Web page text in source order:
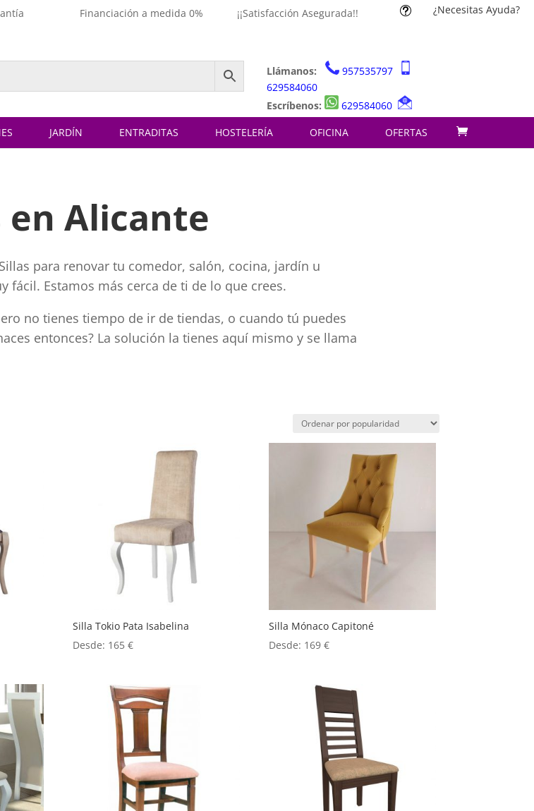
Financiación a medida 0% ¡¡Satisfacción Asegurada!! t ¿Necesitas Ayuda?
Llámanos:
957535797
629584060
Escríbenos:
629584060
JARDÍN ENTRADITAS HOSTELERÍA OFICINA OFERTAS
en Alicante
para renovar tu comedor, salón, cocina, jardín u
Estamos más cerca de ti de lo que crees.
no tienes tiempo de ir de tiendas, o cuando tú puedes
entonces? La solución la tienes aquí mismo y se llama
Silla Tokio Pata Isabelina
Desde: 165€
Silla Mónaco Capitoné
Desde: 169€